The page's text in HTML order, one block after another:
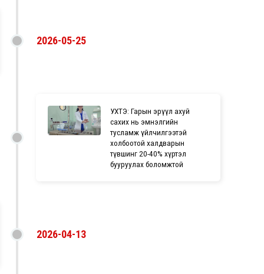
2026-05-25
УХТЭ: Гарын эрүүл ахуй
сахих нь эмнэлгийн
тусламж үйлчилгээтэй
холбоотой халдварын
түвшинг 20-40% хүртэл
бууруулах боломжтой
2026-04-13